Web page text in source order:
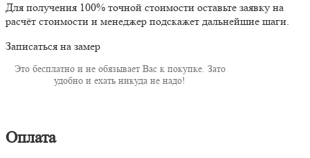
Для получения 100% точной стоимости оставьте заявку на
расчёт стоимости и менеджер подскажет дальнейшие шаги.
Записаться на замер
Это бесплатно и не обязывает Вас к покупке. Зато
удобно и ехать никуда не надо!
Оплата